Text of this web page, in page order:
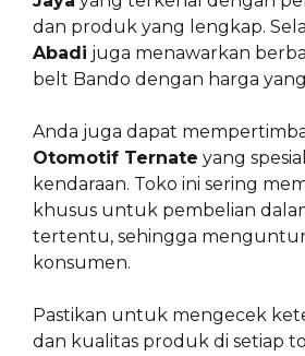
dan produk yang lengkap.
Abadi juga menawarkan
belt Bando dengan harga
Anda juga dapat
Otomotif Ternate yang
kendaraan. Toko ini sering
khusus untuk pembelian
tertentu, sehingga
konsumen.
Pastikan untuk mengecek
dan kualitas produk di setiap